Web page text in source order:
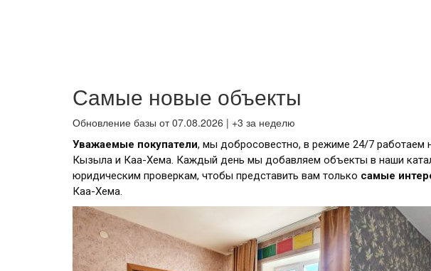
Самые новые объекты
Обновление базы от 07.08.2026 | +3 за неделю
Уважаемые покупатели, мы добросовестно, в режиме 24/7 работаем
Кызыла и Каа-Хема. Каждый день мы добавляем объекты в наши
юридическим проверкам, чтобы представить вам только самые
Каа-Хема.